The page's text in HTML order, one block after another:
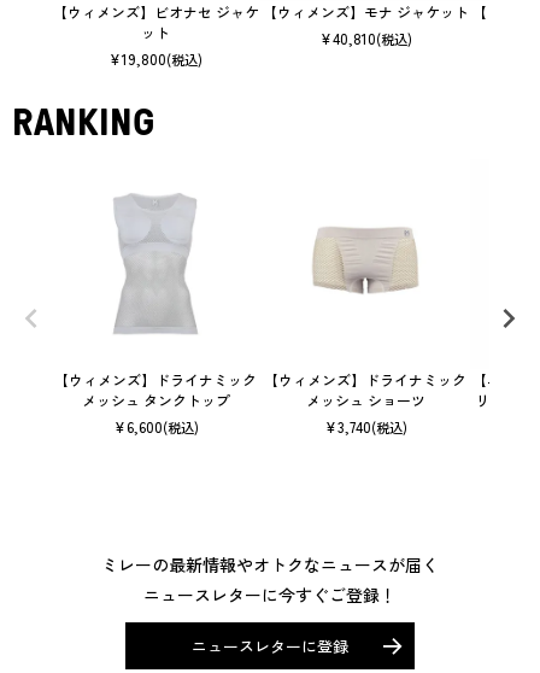
【ウィメンズ】ビオナセ ジャケ
ット
¥19,800(税込)
【ウィメンズ】モナ ジャケット
¥40,810(税込)
【ウィ
RANKING
【ウィメンズ】ドライナミック
メッシュ タンクトップ
¥6,600(税込)
【ウィメンズ】ドライナミック
メッシュ ショーツ
¥3,740(税込)
【ユニ
リック
ミレーの最新情報やオトクなニュースが届く
ニュースレターに今すぐご登録！
ニュースレターに登録